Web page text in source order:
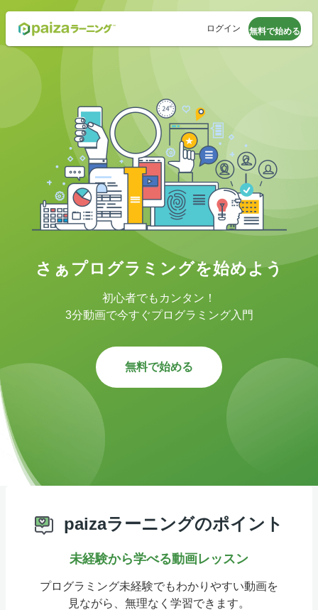
ログイン 無料で始める
さぁプログラミングを始めよう
初心者でもカンタン！
3分動画で今すぐプログラミング入門
無料で始める
paizaラーニングのポイント
未経験から学べる動画レッスン
プログラミング未経験でもわかりやすい動画を
見ながら、無理なく学習できます。